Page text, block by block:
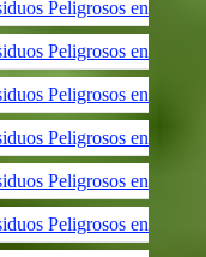
Peligrosos en
Peligrosos en
Peligrosos en
Peligrosos en
Peligrosos en
Peligrosos en